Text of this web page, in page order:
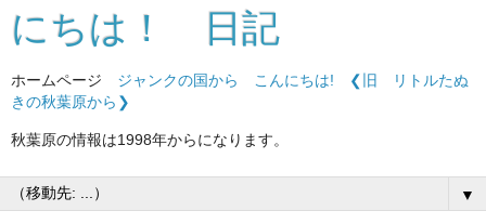
にちは！ 日記
ホームページ ジャンクの国から こんにちは!
❮旧 リトルたぬ
きの秋葉原から❯
秋葉原の情報は1998年からになります。
▼